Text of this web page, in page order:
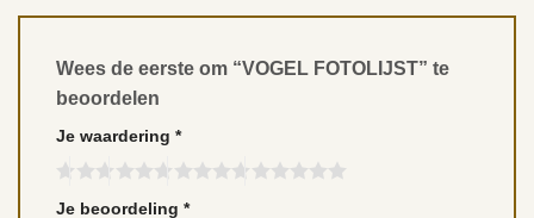
Wees de eerste om “VOGEL FOTOLIJST” te
beoordelen
Je waardering *
Je beoordeling *